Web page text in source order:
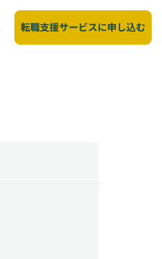
転職支援サービスに申し込む